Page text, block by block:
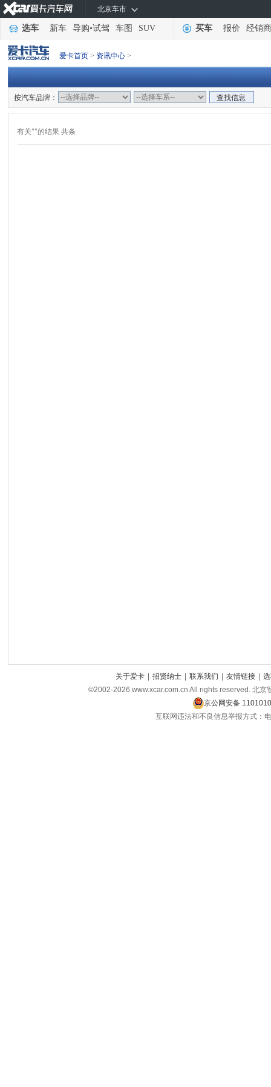
北京车市
选车 新车 导购•试驾 车图 SUV 买车 报价 经销商
爱卡首页 > 资讯中心 >
按汽车品牌： 查找信息
有关""的结果 共条
关于爱卡 招贤纳士 联系我们 友情链接
©2002-2026 www.xcar.com.cn All rights reserved. 北京
京公网安备
互联网违法和不良信息举报方式：